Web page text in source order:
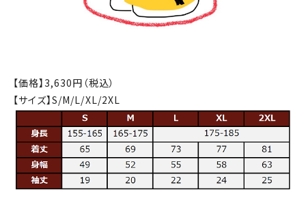
【価格】3,630円（税込）
【サイズ】S/M/L/XL/2XL